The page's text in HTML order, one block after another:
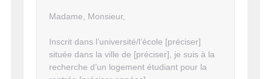
Madame, Monsieur,
Inscrit dans l’université/l’école [préciser]
située dans la ville de [préciser], je suis à la
recherche d’un logement étudiant pour la